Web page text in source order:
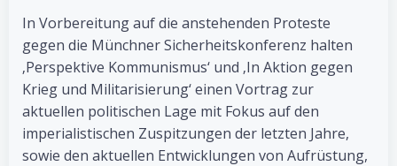
In Vorbereitung auf die anstehenden Proteste
gegen die Münchner Sicherheitskonferenz halten
‚Perspektive Kommunismus‘ und ‚In Aktion gegen
Krieg und Militarisierung‘ einen Vortrag zur
aktuellen politischen Lage mit Fokus auf den
imperialistischen Zuspitzungen der letzten Jahre,
sowie den aktuellen Entwicklungen von Aufrüstung,